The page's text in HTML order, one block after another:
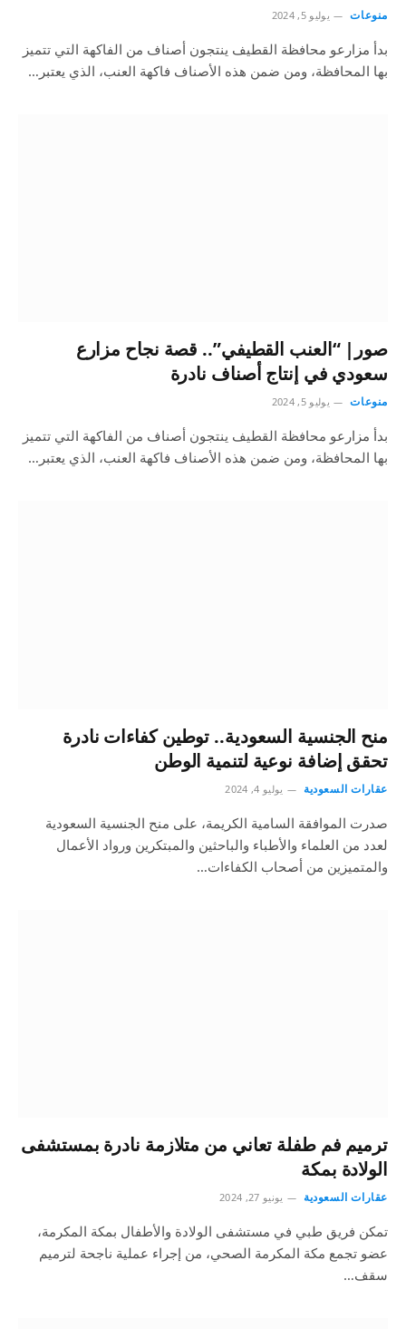
منوعات يوليو 5, 2024
بدأ مزارعو محافظة القطيف ينتجون أصناف من الفاكهة التي تتميز
بها المحافظة، ومن ضمن هذه الأصناف فاكهة العنب، الذي يعتبر…
صور| “العنب القطيفي”.. قصة نجاح مزارع
سعودي في إنتاج أصناف نادرة
منوعات يوليو 5, 2024
بدأ مزارعو محافظة القطيف ينتجون أصناف من الفاكهة التي تتميز
بها المحافظة، ومن ضمن هذه الأصناف فاكهة العنب، الذي يعتبر…
منح الجنسية السعودية.. توطين كفاءات نادرة
تحقق إضافة نوعية لتنمية الوطن
عقارات السعودية يوليو 4, 2024
صدرت الموافقة السامية الكريمة، على منح الجنسية السعودية
لعدد من العلماء والأطباء والباحثين والمبتكرين ورواد الأعمال
والمتميزين من أصحاب الكفاءات…
ترميم فم طفلة تعاني من متلازمة نادرة بمستشفى
الولادة بمكة
عقارات السعودية يونيو 27, 2024
تمكن فريق طبي في مستشفى الولادة والأطفال بمكة المكرمة،
عضو تجمع مكة المكرمة الصحي، من إجراء عملية ناجحة لترميم
سقف…